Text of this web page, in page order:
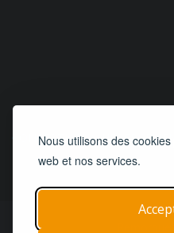
Nous utilisons des
web et nos services.
CONCEPTIONet
© 2019 - 2026